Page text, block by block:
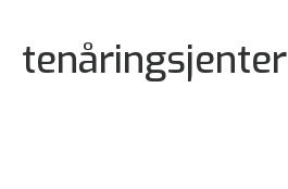
tenåringsjenter